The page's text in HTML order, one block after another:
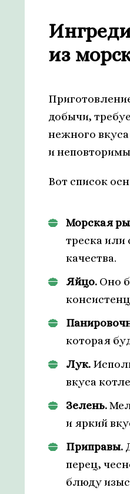
из
добычи,
нежного
и
Вот список
Морская
треска
качества.
Яйцо. Оно
которая
Лук.
вкуса
Зелень.
и яркий
Приправы.
перец,
блюду